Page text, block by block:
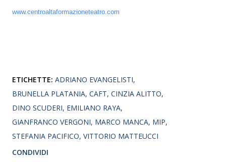
www.centroaltaformazioneteatro.com
ETICHETTE: ADRIANO EVANGELISTI
BRUNELLA PLATANIA CAFT CINZIA ALITTO
DINO SCUDERI EMILIANO RAYA
GIANFRANCO VERGONI MARCO MANCA MIP
STEFANIA PACIFICO VITTORIO MATTEUCCI
CONDIVIDI